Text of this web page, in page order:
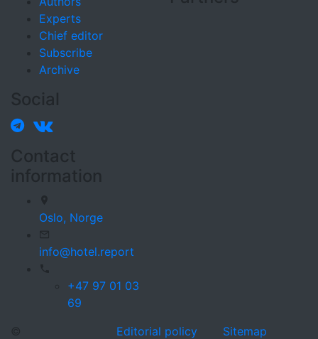
Experts
Chief editor
Subscribe
Archive
Social
Contact
information
Oslo, Norge
info@hotel.report
+47 97 01 03
69
©
Editorial policy Sitemap